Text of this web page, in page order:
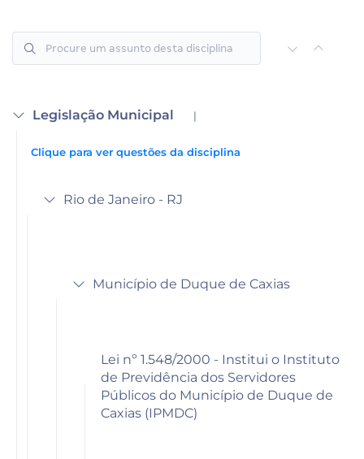
Legislação Municipal |
Clique para ver questões da disciplina
Rio de Janeiro - RJ
Município de Duque de Caxias
Lei nº 1.548/2000 - Institui o Instituto
de Previdência dos Servidores
Públicos do Município de Duque de
Caxias (IPMDC)